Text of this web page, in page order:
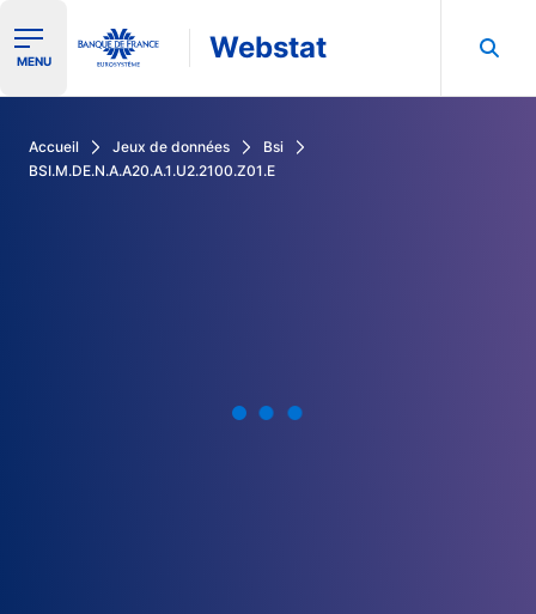
Ouvrir le menu de navigation
MENU Webstat
Accueil Jeux de données
Bsi
BSI.M.DE.N.A.A20.A.1.U2.2100.Z01.E